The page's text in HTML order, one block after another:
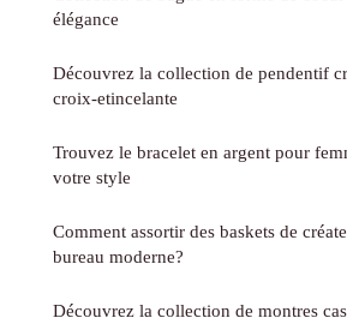
élégance
Découvrez la collection de pendentif
croix-etincelante
Trouvez le bracelet en argent pour
votre style
Comment assortir des baskets de
bureau moderne?
Découvrez la collection de montres